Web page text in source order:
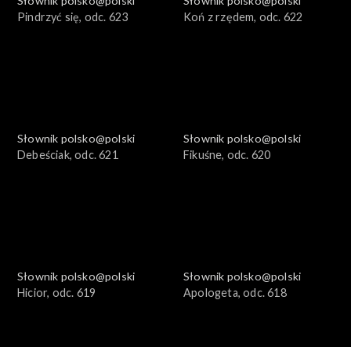
Pindrzyć się, odc. 623
Koń z rzędem, odc. 622
Słownik polsko@polski
Debeściak, odc. 621
Słownik polsko@polski
Fikuśne, odc. 620
Słownik polsko@polski
Hicior, odc. 619
Słownik polsko@polski
Apologeta, odc. 618